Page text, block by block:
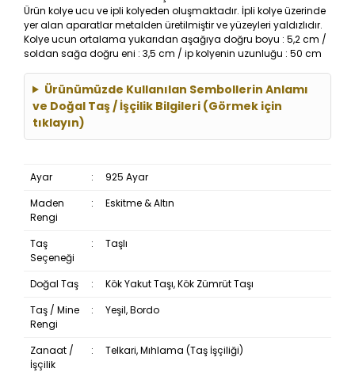
Ürün kolye ucu ve ipli kolyeden oluşmaktadır. İpli kolye üzerinde
yer alan aparatlar metalden üretilmiştir ve yüzeyleri yaldızlıdır.
Kolye ucun ortalama yukarıdan aşağıya doğru boyu : 5,2 cm /
soldan sağa doğru eni : 3,5 cm / ip kolyenin uzunluğu : 50 cm
Ürünümüzde Kullanılan Sembollerin Anlamı
ve Doğal Taş / İşçilik Bilgileri (Görmek için
tıklayın)
Ayar :
925 Ayar
Maden
Rengi
: Eskitme & Altın
Taş
Seçeneği
: Taşlı
Doğal Taş :
Kök Yakut Taşı, Kök Zümrüt Taşı
Taş / Mine
Rengi
: Yeşil, Bordo
Zanaat /
İşçilik
: Telkari, Mıhlama (Taş İşçiliği)